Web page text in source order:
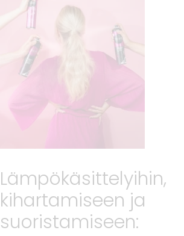
Lämpökäsittelyihin,
kihartamiseen ja
suoristamiseen: